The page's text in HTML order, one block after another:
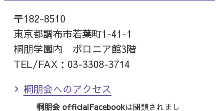
〒182-8510
東京都調布市若葉町1-41-1
桐朋学園内 ポロニア館3階
TEL/FAX：03-3308-3714
桐朋会へのアクセス
桐朋会 officialFacebookは閉鎖されまし